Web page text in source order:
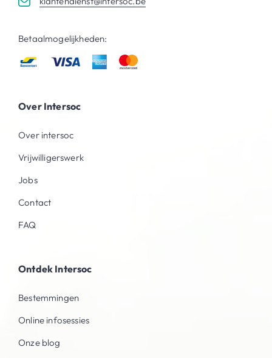
Betaalmogelijkheden:
Over Intersoc
Over intersoc
Vrijwilligerswerk
Jobs
Contact
FAQ
Ontdek Intersoc
Bestemmingen
Online infosessies
Onze blog